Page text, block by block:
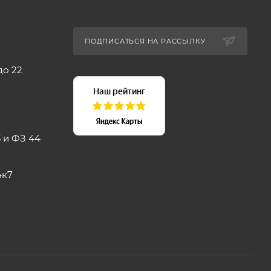
22
и ФЗ 44
ПОДПИСАТЬСЯ НА РАССЫЛКУ